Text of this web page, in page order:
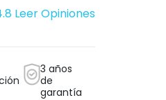
Leer Opiniones
3 años
de
garantía